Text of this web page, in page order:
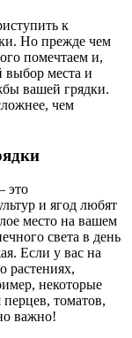
к
Но прежде чем
помечтаем и,
места и
вашей грядки.
чем
это
и ягод любят
место на вашем
света в день
Если у вас на
растениях,
некоторые
томатов,
важно!